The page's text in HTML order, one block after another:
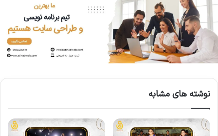
نوشته های مشابه